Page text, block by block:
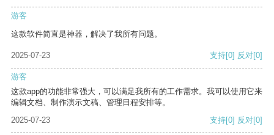
游客
这款软件简直是神器，解决了我所有问题。
2025-07-23 支持[0] 反对[0]
游客
这款app的功能非常强大，可以满足我所有的工作需求。我可以使用它来
编辑文档、制作演示文稿、管理日程安排等。
2025-07-23
支持[0] 反对[0]